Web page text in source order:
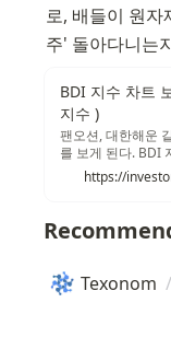
로, 배들이 원
주' 돌아다니는
BDI 지수 차트
지수 )
팬오션, 대한해운
를 보게 된다. BDI
곡물 등 원자재 를
량 15천톤 이상
아다니는지를 알려
하면 된다.
https://
Texonom /